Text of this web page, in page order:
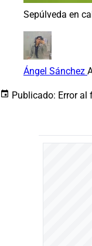
Sepúlveda en
Ángel Sánchez
Publicado: Error al